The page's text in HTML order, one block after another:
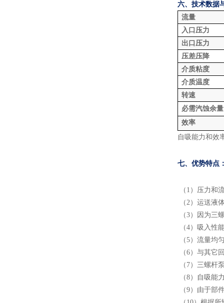
六、技术数据
流量
入口压力
出口压力
压差压降
介质粘度
介质温度
转速
必需汽蚀余量
效率
自吸能力和效
七、优势特点
（1）压力和
（2）运送液
（3）因为三
（4）吸入性
（5）流量均
（6）与其它
（7）三螺杆
（8）自吸能
（9）由于部